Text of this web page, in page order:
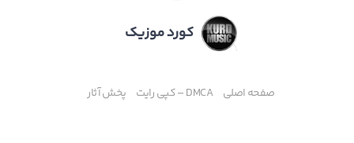
کورد موزیک
صفحه اصلی DMCA – کپی رایت پخش آثار